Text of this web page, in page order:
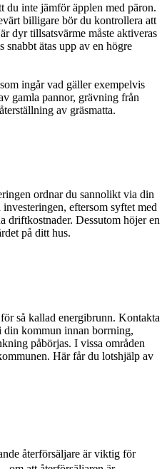
du inte jämför äpplen med päron.
billigare bör du kontrollera att
dyr tillsatsvärme måste aktiveras
snabbt ätas upp av en högre
ingår vad gäller exempelvis
gamla pannor, grävning från
av gräsmatta.
ordnar du sannolikt via din
eftersom syftet med
driftkostnader. Dessutom höjer en
på ditt hus.
så kallad energibrunn. Kontakta
kommun innan borrning,
påbörjas. I vissa områden
Här får du lotshjälp av
återförsäljare är viktig för